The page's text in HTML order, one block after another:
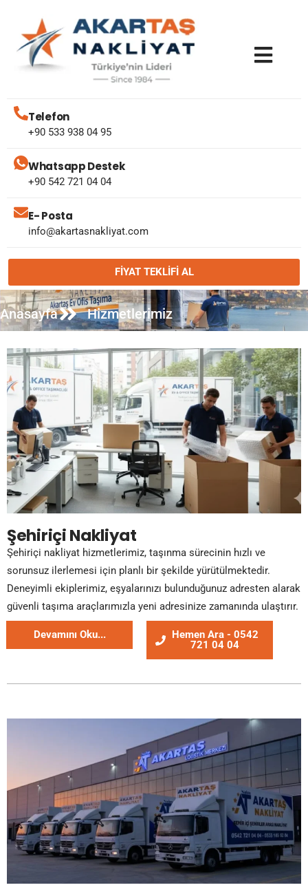
Telefon
+90 533 938 04 95
Whatsapp Destek
+90 542 721 04 04
E- Posta
info@akartasnakliyat.com
FIYAT TEKLIFI AL
Anasayfa Hizmetlerimiz
Şehiriçi Nakliyat
Şehiriçi nakliyat hizmetlerimiz, taşınma sürecinin hızlı ve
sorunsuz ilerlemesi için planlı bir şekilde yürütülmektedir.
Deneyimli ekiplerimiz, eşyalarınızı bulunduğunuz adresten alarak
güvenli taşıma araçlarımızla yeni adresinize zamanında ulaştırır.
Devamını Oku...
Hemen Ara - 0542
721 04 04